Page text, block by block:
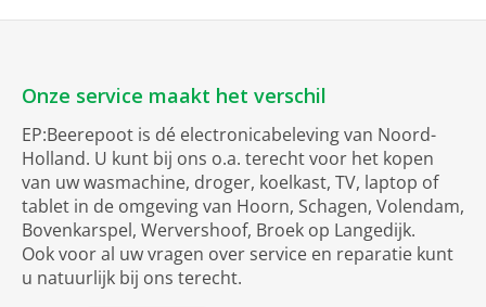
Onze service maakt het verschil
EP:Beerepoot is dé electronicabeleving van Noord-
Holland. U kunt bij ons o.a. terecht voor het kopen
van uw wasmachine, droger, koelkast, TV, laptop of
tablet in de omgeving van Hoorn, Schagen, Volendam,
Bovenkarspel, Wervershoof, Broek op Langedijk.
Ook voor al uw vragen over service en reparatie kunt
u natuurlijk bij ons terecht.